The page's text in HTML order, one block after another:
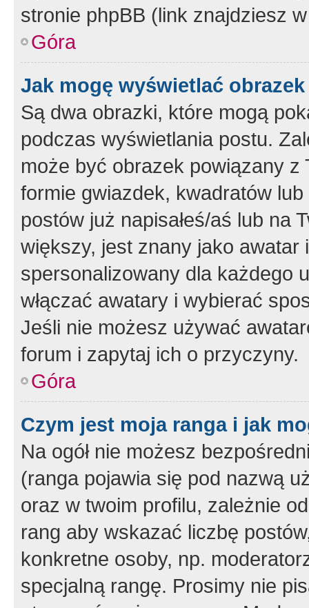
stronie phpBB (link znajdziesz
Góra
Jak mogę wyświetlać
Są dwa obrazki, które mogą
podczas wyświetlania postu.
może być obrazek powiązany z
formie gwiazdek, kwadratów
postów już napisałeś/aś lub na
większy, jest znany jako
spersonalizowany dla każdego
włączać awatary i wybierać
Jeśli nie możesz używać
forum i zapytaj ich o przyczyny.
Góra
Czym jest moja ranga i jak
Na ogół nie możesz
(ranga pojawia się pod nazwą
oraz w twoim profilu, zależnie
rang aby wskazać liczbę
konkretne osoby, np.
specjalną rangę. Prosimy nie